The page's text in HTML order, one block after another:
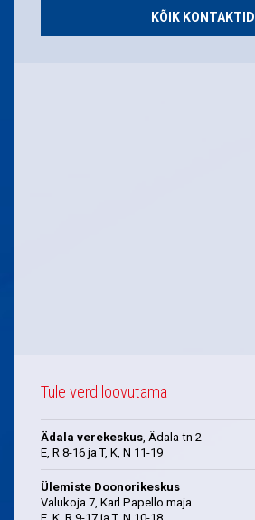
KÕIK KONTAKTID
Tule verd loovutama
Ädala verekeskus, Ädala tn 2
E, R 8-16 ja T, K, N 11-19
Ülemiste Doonorikeskus
Valukoja 7, Karl Papello maja